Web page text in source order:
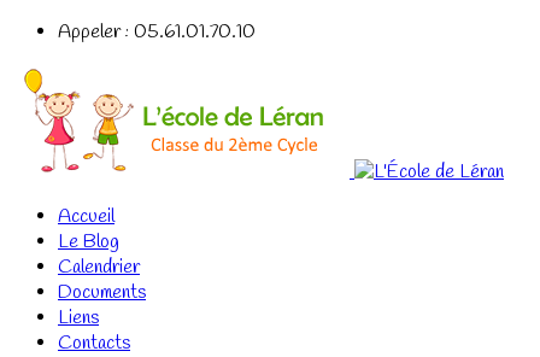
Appeler : 05.61.01.70.10
Accueil
Le Blog
Calendrier
Documents
Liens
Contacts